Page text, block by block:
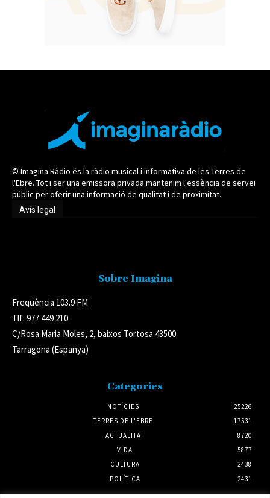
© Imagina Ràdio és la ràdio musical i informativa de les Terres de
l'Ebre. Tot i ser una emissora privada mantenim l'essència de servei
públic per oferir una informació de qualitat i de proximitat.
Avís legal
Sobre Imagina
Freqüència 103.9 FM
Tlf: 977 449 210
C/Rosa Maria Moles, 2, baixos Tortosa 43500
Tarragona (Espanya)
Categories
NOTÍCIES
25226
TERRES DE L'EBRE
17531
ACTUALITAT
8720
VIDA
5877
CULTURA
2438
POLÍTICA
2431